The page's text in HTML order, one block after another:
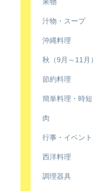
果物
汁物・スープ
沖縄料理
秋（9月～11月）
節約料理
簡単料理・時短
肉
行事・イベント
西洋料理
調理器具